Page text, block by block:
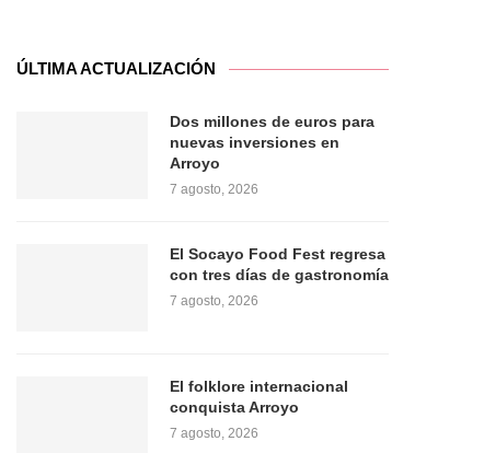
ÚLTIMA ACTUALIZACIÓN
Dos millones de euros para
nuevas inversiones en
Arroyo
7 agosto, 2026
El Socayo Food Fest regresa
con tres días de gastronomía
7 agosto, 2026
El folklore internacional
conquista Arroyo
7 agosto, 2026